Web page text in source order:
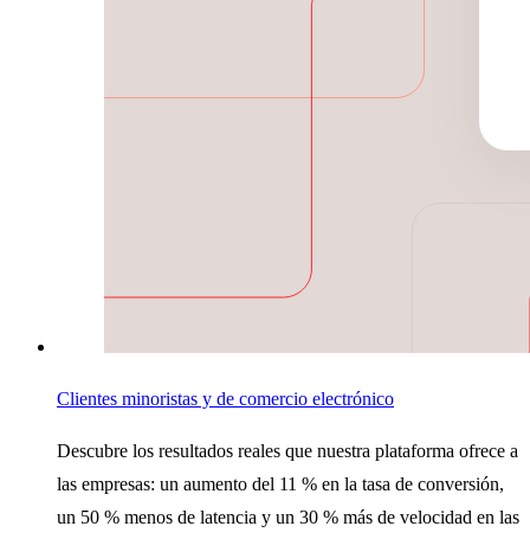
Clientes minoristas y de comercio electrónico
Descubre los resultados reales que nuestra plataforma ofrece a
las empresas: un aumento del 11 % en la tasa de conversión,
un 50 % menos de latencia y un 30 % más de velocidad en las